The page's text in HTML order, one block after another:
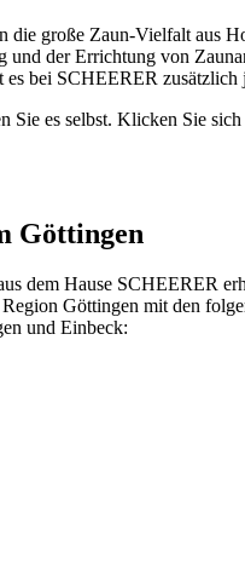
die große Zaun-Vielfalt aus
und der Errichtung von
es bei SCHEERER
Sie es selbst. Klicken Sie
Göttingen
dem Hause SCHEERER
Göttingen mit den
und Einbeck: